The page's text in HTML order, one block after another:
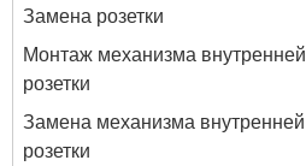
Замена розетки
Монтаж механизма внутренней
розетки
Замена механизма внутренней
розетки